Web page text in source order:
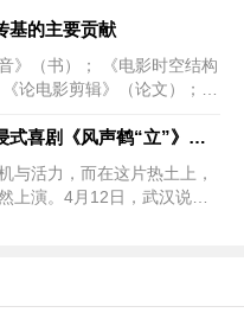
基的主要贡献
《电影时空结构
武汉剧场的新宠！沉浸式喜剧《风声鹤“立”》引爆观众热情
与活力，而在这片热土上，
上演。4月12日，武汉说唱